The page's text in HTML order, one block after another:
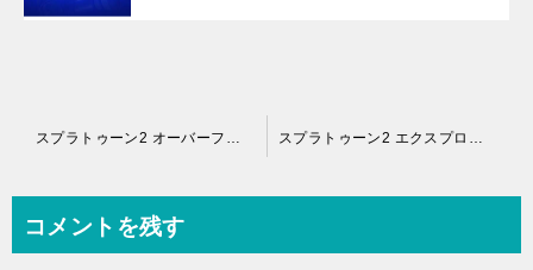
ビ
コメントを残す